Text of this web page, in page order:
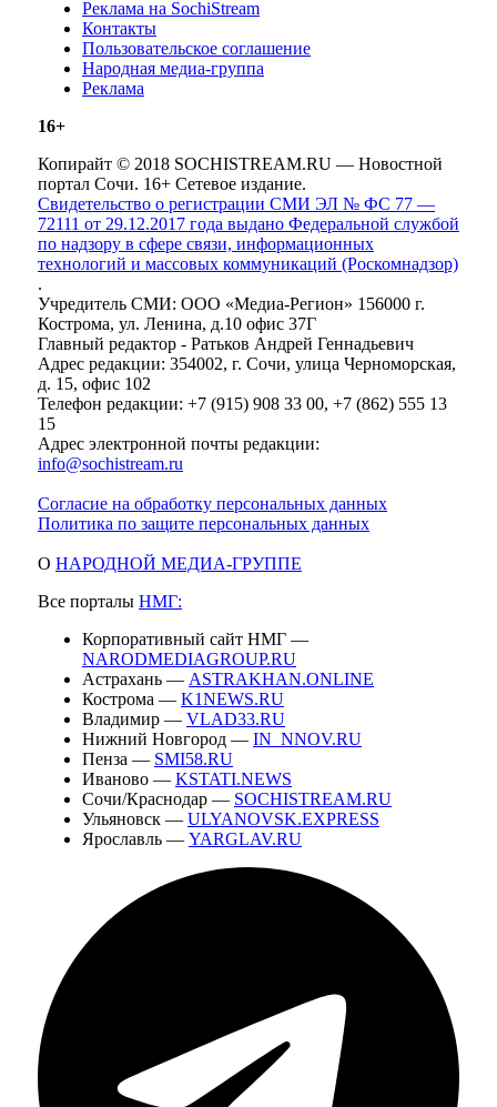
Реклама на SochiStream
Контакты
Пользовательское соглашение
Народная медиа-группа
Реклама
16+
Копирайт © 2018 SOCHISTREAM.RU — Новостной
портал Сочи. 16+ Сетевое издание.
Свидетельство о регистрации СМИ ЭЛ № ФС 77 —
72111 от 29.12.2017 года выдано Федеральной службой
по надзору в сфере связи, информационных
технологий и массовых коммуникаций (Роскомнадзор)
.
Учредитель СМИ: ООО «Медиа-Регион» 156000 г.
Кострома, ул. Ленина, д.10 офис 37Г
Главный редактор - Ратьков Андрей Геннадьевич
Адрес редакции: 354002, г. Сочи, улица Черноморская,
д. 15, офис 102
Телефон редакции: +7 (915) 908 33 00, +7 (862) 555 13
15
Адрес электронной почты редакции:
info@sochistream.ru
Согласие на обработку персональных данных
Политика по защите персональных данных
О НАРОДНОЙ МЕДИА-ГРУППЕ
Все порталы НМГ:
Корпоративный сайт НМГ —
NARODMEDIAGROUP.RU
Астрахань — ASTRAKHAN.ONLINE
Кострома — K1NEWS.RU
Владимир — VLAD33.RU
Нижний Новгород — IN_NNOV.RU
Пенза — SMI58.RU
Иваново — KSTATI.NEWS
Сочи/Краснодар — SOCHISTREAM.RU
Ульяновск — ULYANOVSK.EXPRESS
Ярославль — YARGLAV.RU